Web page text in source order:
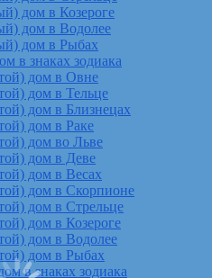
дом в Козероге
дом в Водолее
дом в Рыбах
в знаках зодиака
дом в Овне
дом в Тельце
дом в Близнецах
дом в Раке
дом во Льве
дом в Деве
дом в Весах
дом в Скорпионе
дом в Стрельце
дом в Козероге
дом в Водолее
дом в Рыбах
в знаках зодиака